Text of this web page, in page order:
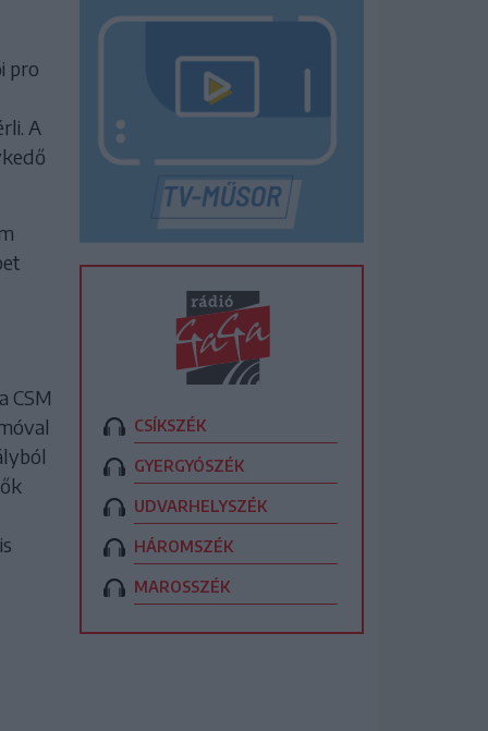
pro
A
CSM
CSÍKSZÉK
GYERGYÓSZÉK
UDVARHELYSZÉK
HÁROMSZÉK
MAROSSZÉK